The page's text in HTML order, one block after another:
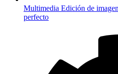
Multimedia Edición de
perfecto